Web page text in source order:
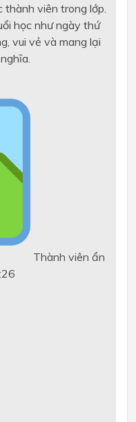
thành viên trong lớp.
học như ngày thứ
vui vẻ và mang lại
Thành viên ẩn